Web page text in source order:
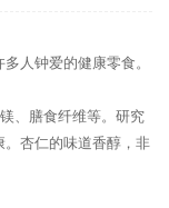
人钟爱的健康零食。
、膳食纤维等。研究
杏仁的味道香醇，非